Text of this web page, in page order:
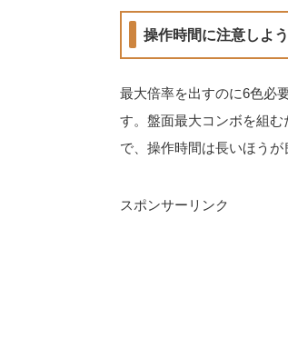
操作時間に注意しよう
最大倍率を出すのに6色必
す。盤面最大コンボを組
で、操作時間は長いほうが
スポンサーリンク